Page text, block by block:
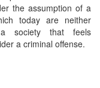
the assumption of a
today are neither
a society that feels
a criminal offense.